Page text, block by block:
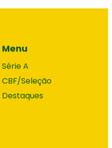
Menu
Série A
CBF/Seleção
Destaques